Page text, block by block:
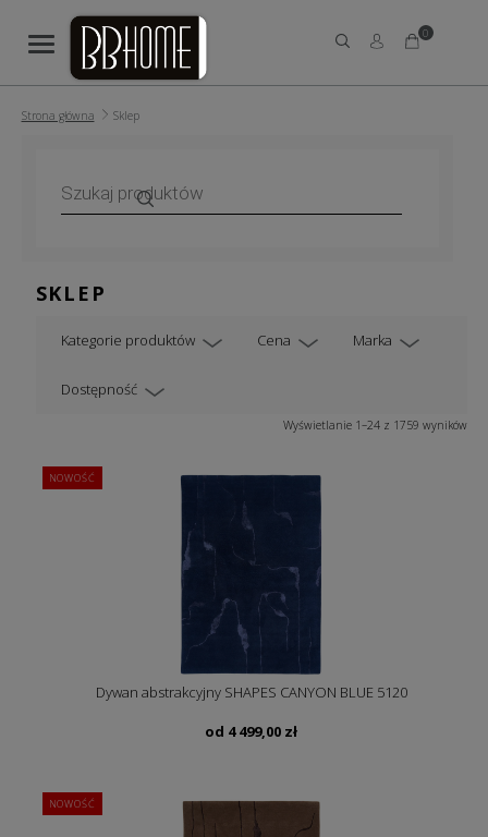
0
Strona główna Sklep
produktów
SKLEP
Kategorie produktów Cena Marka
Dostępność
Wyświetlanie 1–24 z 1759 wyników
NOWOŚĆ
Dywan abstrakcyjny SHAPES CANYON BLUE 5120
od 4 499,00 zł
NOWOŚĆ